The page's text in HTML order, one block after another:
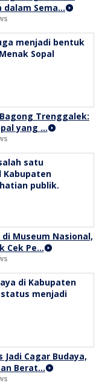
dalam Sema…
Trenggalek:
yang …
Museum Nasional,
Cek Pe…
Cagar Budaya,
Berat…